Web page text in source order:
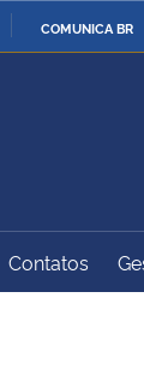
COMUNICA BR
Contatos